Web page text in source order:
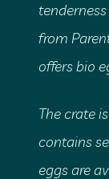
from
offers bio
The crate
contains
eggs are